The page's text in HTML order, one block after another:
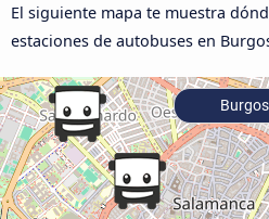
El siguiente mapa te muestra
estaciones de autobuses en
Burgos